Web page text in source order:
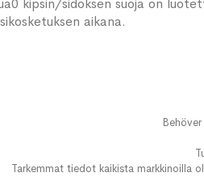
kipsin/sidoksen suoja on
aikana.
Tarkemmat tiedot kaikista markkinoilla